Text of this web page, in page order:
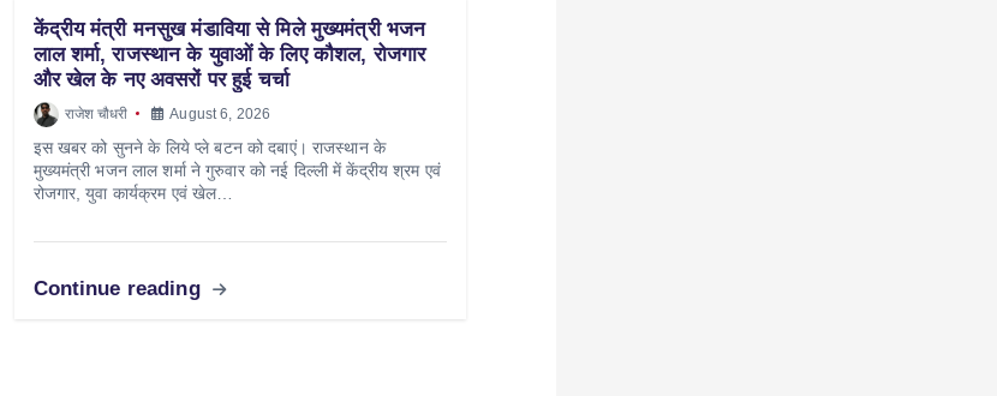
केंद्रीय मंत्री मनसुख मंडाविया से मिले मुख्यमंत्री भजन
लाल शर्मा, राजस्थान के युवाओं के लिए कौशल, रोजगार
और खेल के नए अवसरों पर हुई चर्चा
राजेश चौधरी August 6, 2026
इस खबर को सुनने के लिये प्ले बटन को दबाएं। राजस्थान के
मुख्यमंत्री भजन लाल शर्मा ने गुरुवार को नई दिल्ली में केंद्रीय श्रम एवं
रोजगार, युवा कार्यक्रम एवं खेल…
Continue reading